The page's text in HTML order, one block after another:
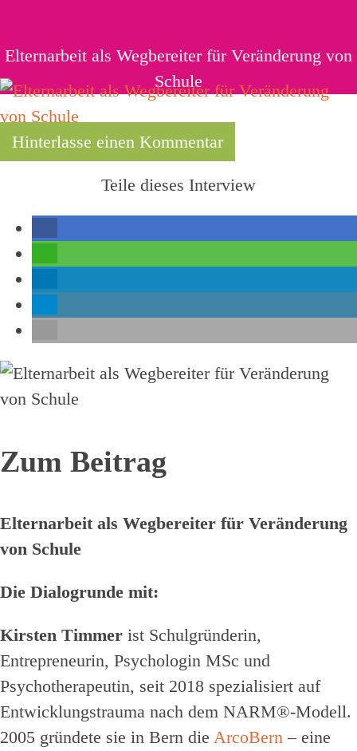
Elternarbeit als Wegbereiter für Veränderung von
Schule
Hinterlasse einen Kommentar
Teile dieses Interview
Zum Beitrag
Elternarbeit als Wegbereiter für Veränderung
von Schule
Die Dialogrunde mit:
Kirsten Timmer ist Schulgründerin,
Entrepreneurin, Psychologin MSc und
Psychotherapeutin, seit 2018 spezialisiert auf
Entwicklungstrauma nach dem NARM®-Modell.
2005 gründete sie in Bern die ArcoBern – eine